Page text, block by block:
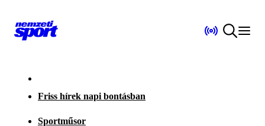
Friss hírek napi bontásban
Sportműsor